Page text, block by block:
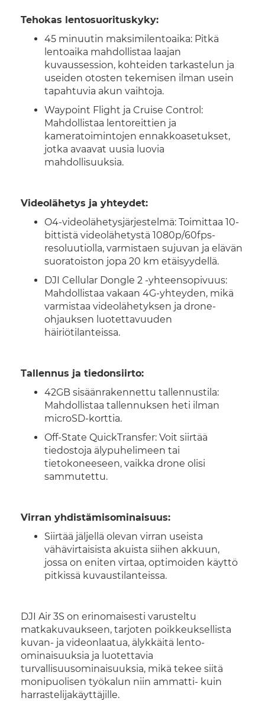
Tehokas lentosuorituskyky:
45 minuutin maksimilentoaika: Pitkä
lentoaika mahdollistaa laajan
kuvaussession, kohteiden tarkastelun ja
useiden otosten tekemisen ilman usein
tapahtuvia akun vaihtoja.
Waypoint Flight ja Cruise Control:
Mahdollistaa lentoreittien ja
kameratoimintojen ennakkoasetukset,
jotka avaavat uusia luovia
mahdollisuuksia.
Videolähetys ja yhteydet:
O4-videolähetysjärjestelmä: Toimittaa 10-
bittistä videolähetystä 1080p/60fps-
resoluutiolla, varmistaen sujuvan ja elävän
suoratoiston jopa 20 km etäisyydellä.
DJI Cellular Dongle 2 -yhteensopivuus:
Mahdollistaa vakaan 4G-yhteyden, mikä
varmistaa videolähetyksen ja drone-
ohjauksen luotettavuuden
häiriötilanteissa.
Tallennus ja tiedonsiirto:
42GB sisäänrakennettu tallennustila:
Mahdollistaa tallennuksen heti ilman
microSD-korttia.
Off-State QuickTransfer: Voit siirtää
tiedostoja älypuhelimeen tai
tietokoneeseen, vaikka drone olisi
sammutettu.
Virran yhdistämisominaisuus:
Siirtää jäljellä olevan virran useista
vähävirtaisista akuista siihen akkuun,
jossa on eniten virtaa, optimoiden käyttö
pitkissä kuvaustilanteissa.
DJI Air 3S on erinomaisesti varusteltu
matkakuvaukseen, tarjoten poikkeuksellista
kuvan- ja videonlaatua, älykkäitä lento-
ominaisuuksia ja luotettavia
turvallisuusominaisuuksia, mikä tekee siitä
monipuolisen työkalun niin ammatti- kuin
harrastelijakäyttäjille.